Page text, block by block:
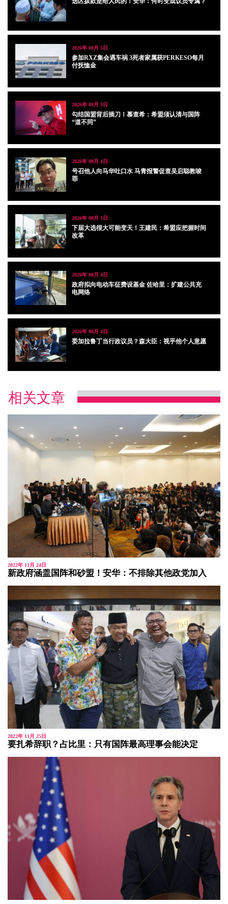
2026年 08月 5日
参加RXZ集会遇车祸 3死者家属获PERKESO每月
付抚恤金
2026年 08月 3日
勾结国盟背后插刀！慕查希：希盟须认清与国阵
“道不同”
2026年 08月 4日
号召他人向马华吐口水 马青报警促查吴启聪教唆
罪
2026年 08月 3日
下届大选很大可能变天！王建民：希盟应把握时间
改革
2026年 08月 4日
政府拟向电动车征费设基金 佐哈里：扩建公共充
电网络
2026年 08月 4日
委加拉鲁丁当行政议员？森大臣：视乎他个人意愿
相关文章
2022年 11月 24日
新政府涵盖国阵和砂盟！安华：不排除其他政党加入
2022年 11月 25日
要扎希辞职？占比里：只有国阵最高理事会能决定